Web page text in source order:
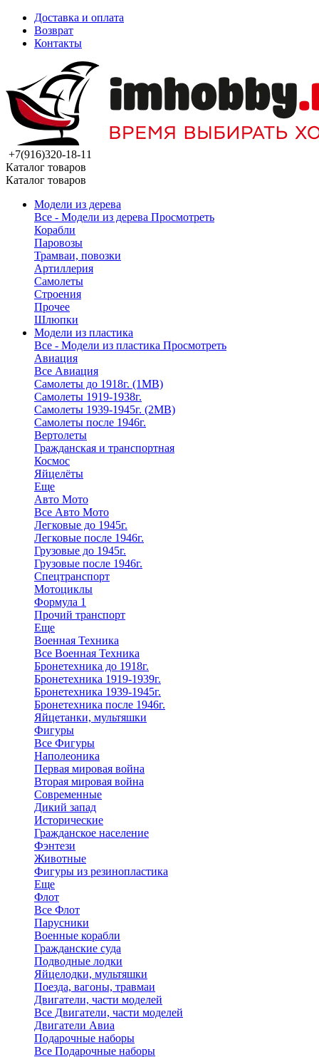
Доставка и оплата
Возврат
Контакты
+7(916)320-18-11
Каталог товаров
Каталог товаров
Модели из дерева
Все - Модели из дерева Просмотреть
Корабли
Паровозы
Трамваи, повозки
Артиллерия
Самолеты
Строения
Прочее
Шлюпки
Модели из пластика
Все - Модели из пластика Просмотреть
Авиация
Все Авиация
Самолеты до 1918г. (1МВ)
Самолеты 1919-1938г.
Самолеты 1939-1945г. (2МВ)
Самолеты после 1946г.
Вертолеты
Гражданская и транспортная
Космос
Яйцелёты
Еще
Авто Мото
Все Авто Мото
Легковые до 1945г.
Легковые после 1946г.
Грузовые до 1945г.
Грузовые после 1946г.
Спецтранспорт
Мотоциклы
Формула 1
Прочий транспорт
Еще
Военная Техника
Все Военная Техника
Бронетехника до 1918г.
Бронетехника 1919-1939г.
Бронетехника 1939-1945г.
Бронетехника после 1946г.
Яйцетанки, мультяшки
Фигуры
Все Фигуры
Наполеоника
Первая мировая война
Вторая мировая война
Современные
Дикий запад
Исторические
Гражданское население
Фэнтези
Животные
Фигуры из резинопластика
Еще
Флот
Все Флот
Парусники
Военные корабли
Гражданские суда
Подводные лодки
Яйцелодки, мультяшки
Поезда, вагоны, травмаи
Двигатели, части моделей
Все Двигатели, части моделей
Двигатели Авиа
Подарочные наборы
Все Подарочные наборы